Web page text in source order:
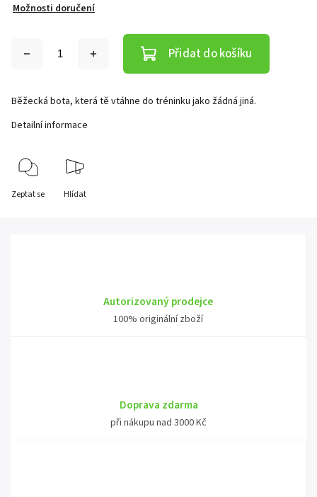
Možnosti doručení
Přidat do košíku
Běžecká bota, která tě vtáhne do tréninku jako žádná jiná.
Detailní informace
Zeptat se Hlídat
Autorizovaný prodejce
100% originální zboží
Doprava zdarma
při nákupu nad 3000 Kč